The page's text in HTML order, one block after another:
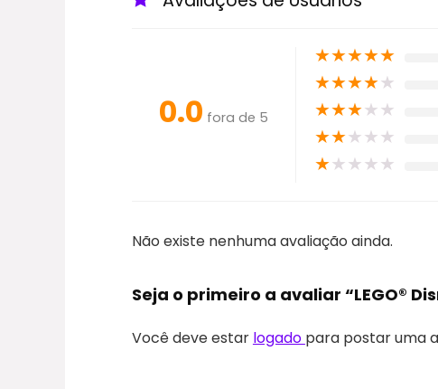
0.0 fora de 5
★★★★★
★★★★★
★★★★★
★★★★★
★★★★★
Não existe nenhuma avaliação ainda.
Seja o primeiro a avaliar “LEGO®
Você deve estar logado para postar uma